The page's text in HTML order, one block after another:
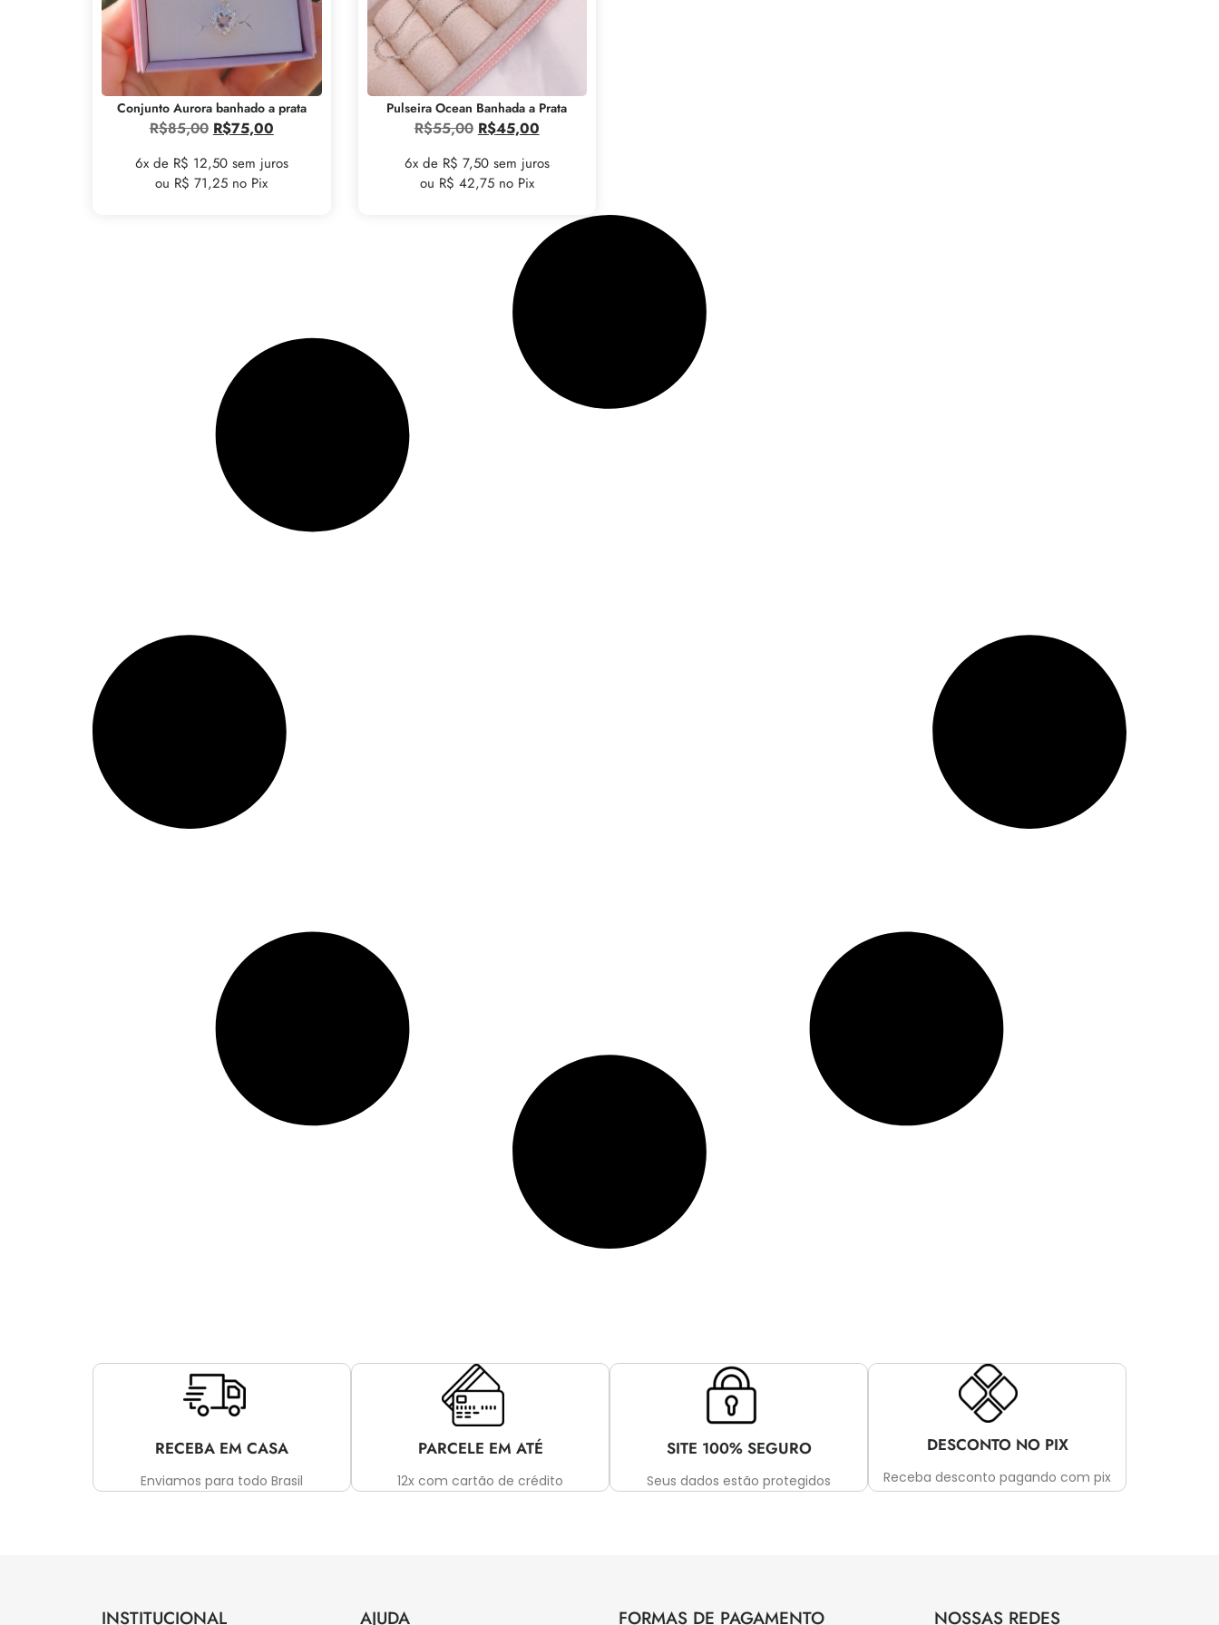
Conjunto Aurora banhado a prata
R$85,00 R$75,00
6x de R$ 12,50 sem juros
ou R$ 71,25 no Pix
Pulseira Ocean Banhada a Prata
R$55,00 R$45,00
6x de R$ 7,50 sem juros
ou R$ 42,75 no Pix
RECEBA EM CASA
Enviamos para todo Brasil
PARCELE EM ATÉ
12x com cartão de crédito
SITE 100% SEGURO
Seus dados estão protegidos
DESCONTO NO PIX
Receba desconto pagando com pix
INSTITUCIONAL AJUDA FORMAS DE PAGAMENTO NOSSAS REDES